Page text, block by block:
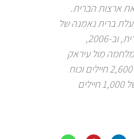
ארצות הברית.
ברית נאמנה של
ארצות הברית, וב-2006,
מול עיראק
היא שלחה 2,600 חיילים וכוח
רב-לאומי של 1,000 חיילים